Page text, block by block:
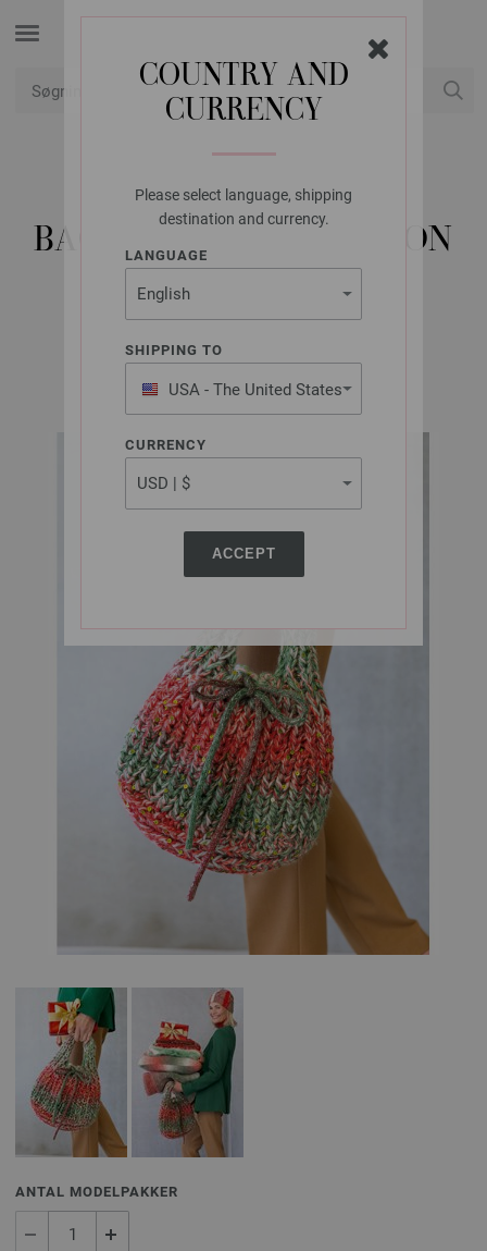
COUNTRY AND
CURRENCY
Please select language, shipping
destination and currency.
LANGUAGE
SHIPPING TO
USA - The United States
of America
CURRENCY
ACCEPT
LANA GROSSA
BAG CHRISTMAS EDITION
BIG & COSMO
X-Mas Flyer 2025 | Model 6
ANTAL MODELPAKKER